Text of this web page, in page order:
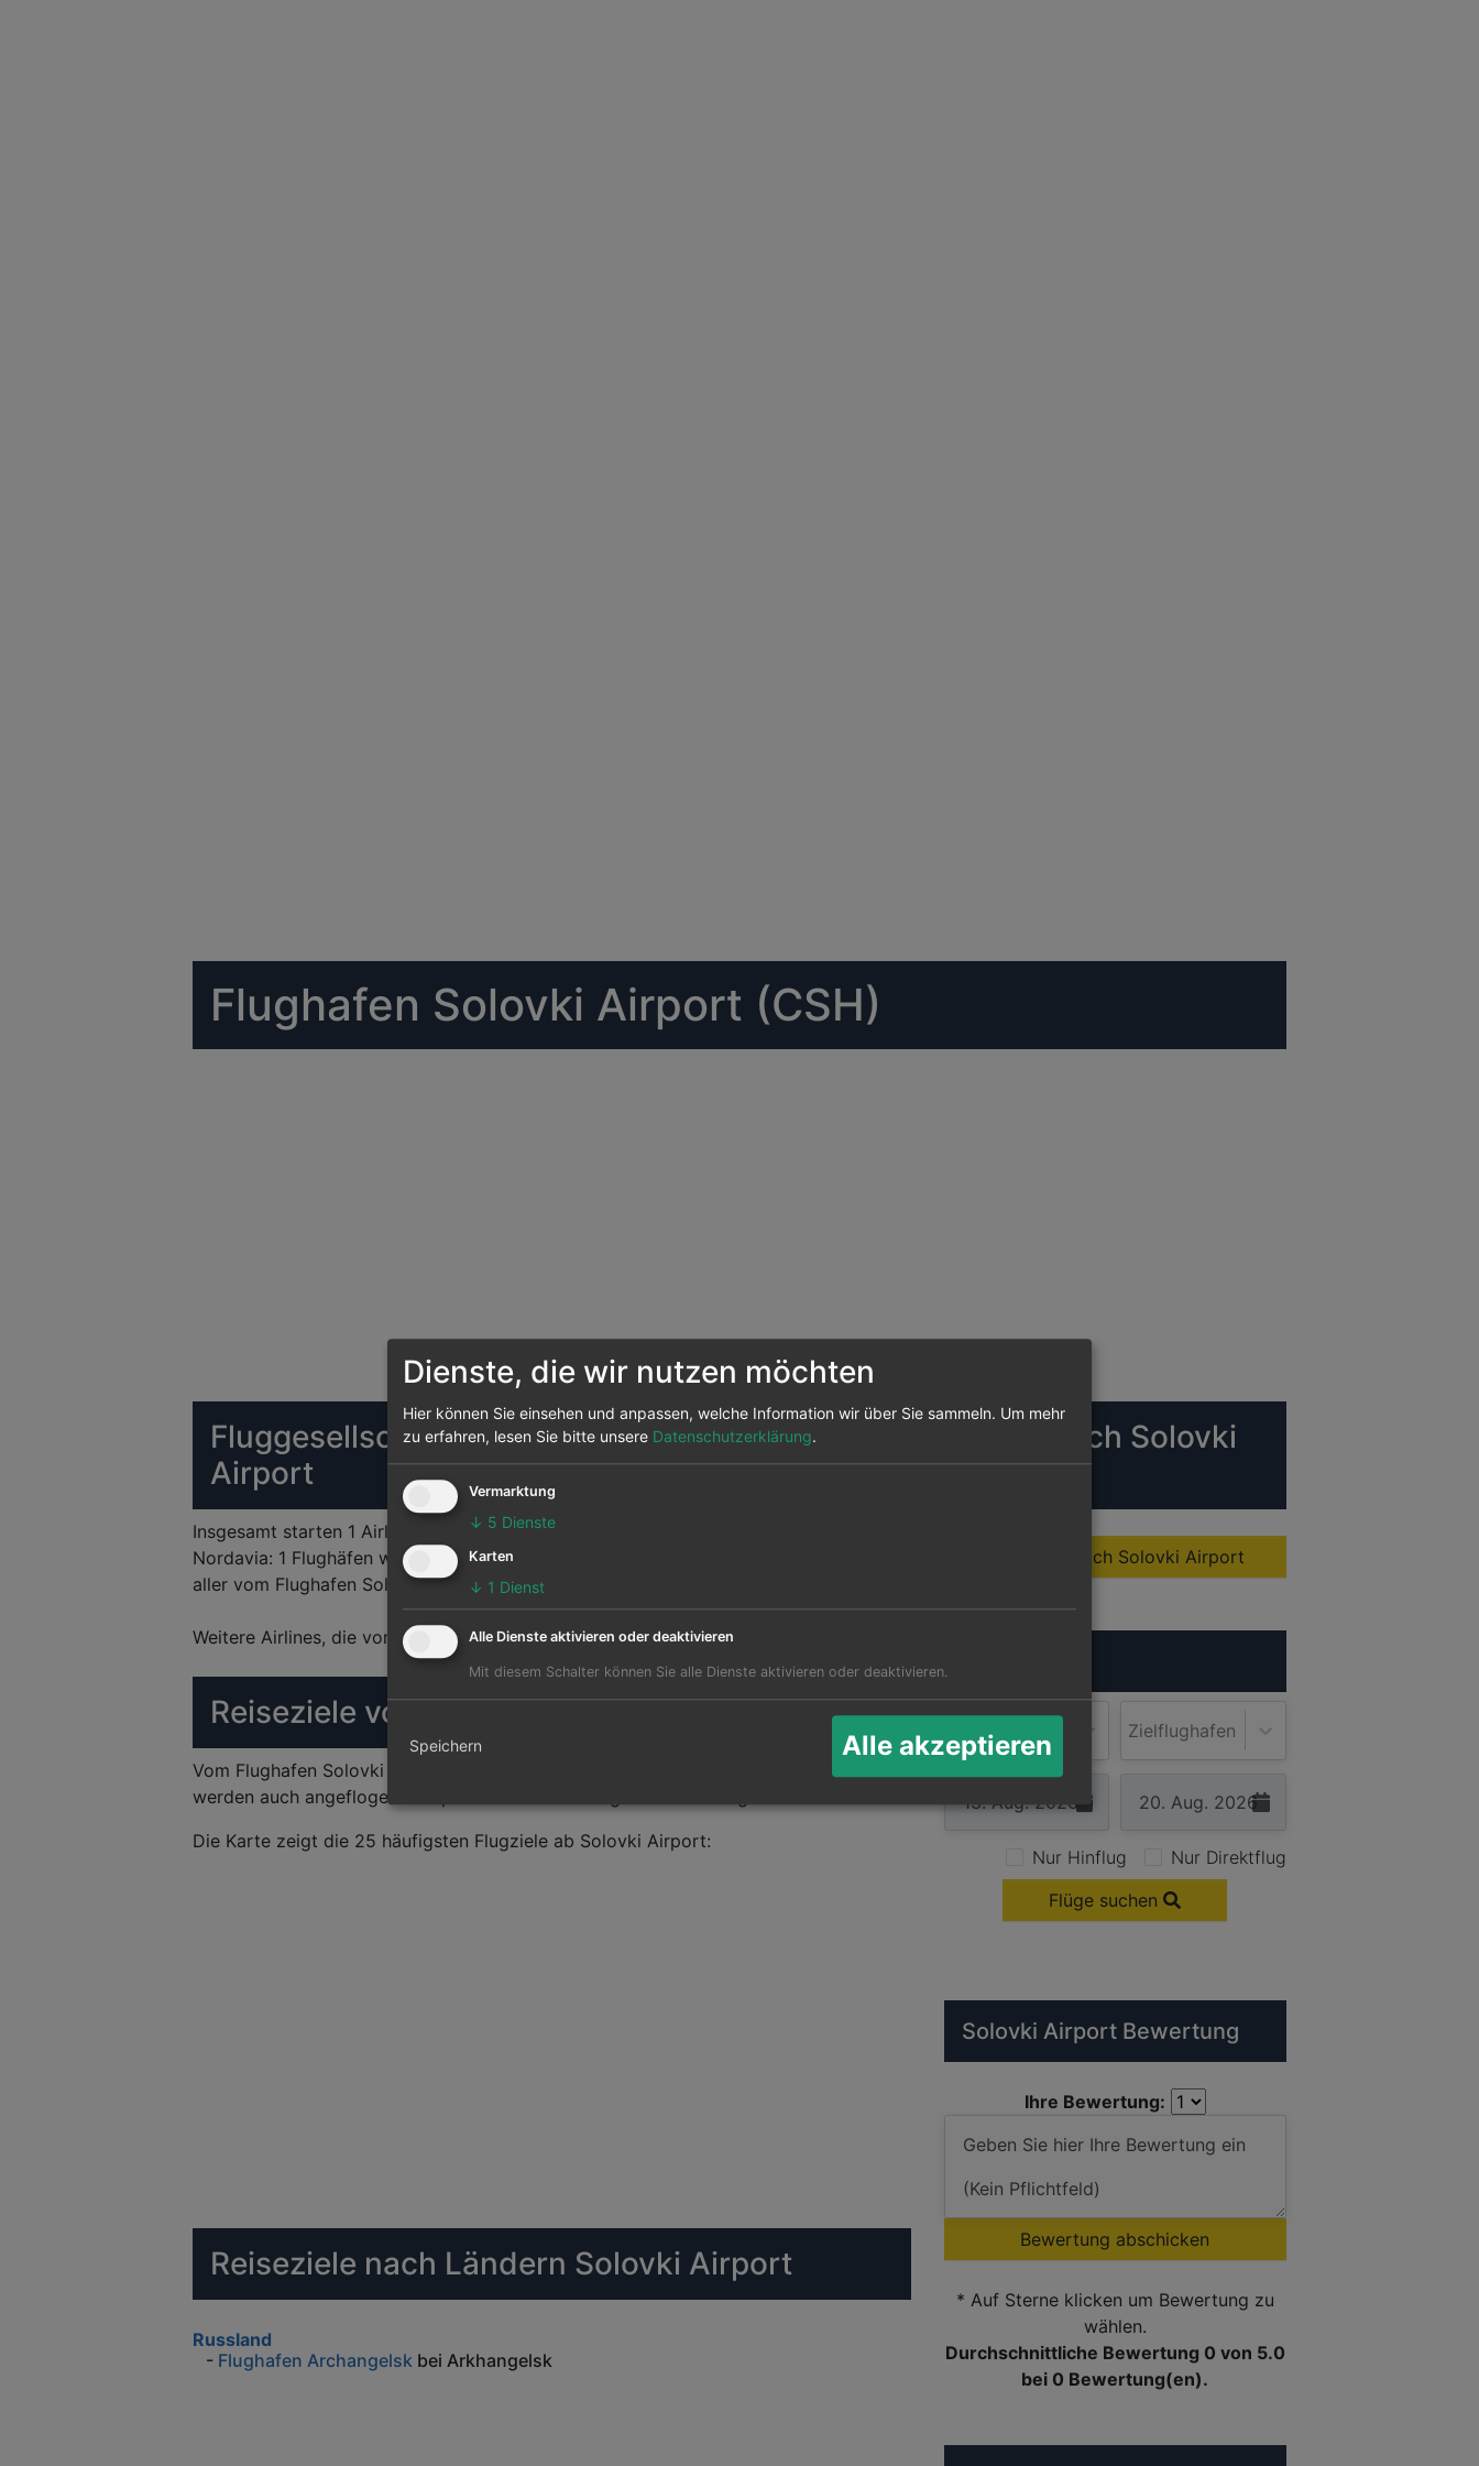
Flughafen Solovki Airport (CSH)
Fluggesellschaften am Flughafen Solovki
Airport
Insgesamt starten 1 Airlines vom Flughafen Solovki Airport Die meisten Ziele bedient
Nordavia: 1 Flughäfen werden von ihr von hier aus angeflogen, das sind 0 Prozent
aller vom Flughafen Solovki Airport abgehenden Strecken.
Weitere Airlines, die vom Flughafen Solovki Airport abfliegen sind
Reiseziele von Solovki Airport
Vom Flughafen Solovki Airport können 1 andere Flughäfen in diversen Ländern
werden auch angeflogen. Hauptziel ist der Archangelsk in Arkhangelsk.
Die Karte zeigt die 25 häufigsten Flugziele ab Solovki Airport:
Reiseziele nach Ländern Solovki Airport
Russland
- Flughafen Archangelsk bei Arkhangelsk
Flüge nach Solovki
Airport
Alle Flüge nach Solovki Airport
Abflughafen Zielflughafen
Nur Hinflug
Nur Direktflug
Flüge suchen
Solovki Airport Bewertung
Ihre Bewertung:
Bewertung abschicken
* Auf Sterne klicken um Bewertung zu
wählen.
Durchschnittliche Bewertung 0 von 5.0
bei 0 Bewertung(en).
Dienste, die wir nutzen möchten
Hier können Sie einsehen und anpassen, welche Information wir über Sie sammeln. Um mehr
zu erfahren, lesen Sie bitte unsere Datenschutzerklärung.
Vermarktung
↓ 5 Dienste
Karten
↓ 1 Dienst
Alle Dienste aktivieren oder deaktivieren
Mit diesem Schalter können Sie alle Dienste aktivieren oder deaktivieren.
Speichern Alle akzeptieren